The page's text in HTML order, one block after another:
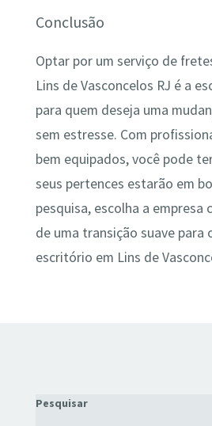
Conclusão
Optar por um serviço de
Lins de Vasconcelos RJ é a
para quem deseja uma
sem estresse. Com
bem equipados, você pode
seus pertences estarão em
pesquisa, escolha a empresa
de uma transição suave para
escritório em Lins de
Pesquisar